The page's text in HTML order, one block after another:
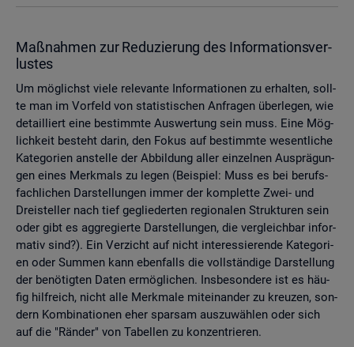
Maß­nah­men zur Re­du­zie­rung des In­for­ma­ti­ons­ver­
lus­tes
Um mög­lichst viele re­le­van­te In­for­ma­tio­nen zu er­hal­ten, soll­
te man im Vor­feld von sta­tis­ti­schen An­fra­gen über­le­gen, wie
de­tail­liert eine be­stimm­te Aus­wer­tung sein muss. Eine Mög­
lich­keit be­steht darin, den Fokus auf be­stimm­te we­sent­li­che
Ka­te­go­ri­en an­stel­le der Ab­bil­dung aller ein­zel­nen Aus­prä­gun­
gen eines Merk­mals zu legen (Bei­spiel: Muss es bei be­rufs­
fach­li­chen Dar­stel­lun­gen immer der kom­plet­te Zwei- und
Drei­stel­ler nach tief ge­glie­der­ten re­gio­na­len Struk­tu­ren sein
oder gibt es agg­re­gier­te Dar­stel­lun­gen, die ver­gleich­bar in­for­
ma­tiv sind?). Ein Ver­zicht auf nicht in­ter­es­sie­ren­de Ka­te­go­ri­
en oder Sum­men kann eben­falls die voll­stän­di­ge Dar­stel­lung
der be­nö­tig­ten Daten er­mög­li­chen. Ins­be­son­de­re ist es häu­
fig hilf­reich, nicht alle Merk­ma­le mit­ein­an­der zu kreu­zen, son­
dern Kom­bi­na­tio­nen eher spar­sam aus­zu­wäh­len oder sich
auf die "Rän­der" von Ta­bel­len zu kon­zen­trie­ren.